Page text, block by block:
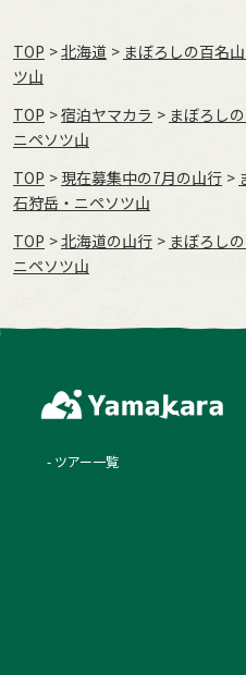
TOP 北海道
まぼろしの百名
ツ山
TOP
宿泊ヤマカラ
まぼろし
ニペソツ山
TOP
現在募集中の7月の山行
石狩岳・ニペソツ山
TOP
北海道の山行
まぼろし
ニペソツ山
ツアー一覧